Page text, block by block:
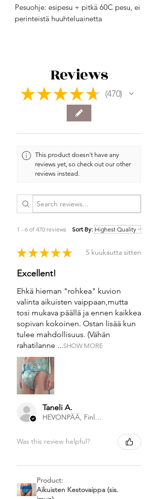
Pesuohje: esipesu + pitkä 60C pesu, ei
perinteistä huuhteluainetta
Reviews
★ ★ ★ ★ ★ 470
470
This product doesn't have any
reviews yet, so check out our other
reviews instead.
1 - 6 of 470 reviews Sort By:
★ ★ ★ ★ ★ 5 kuukautta sitten
Excellent!
Ehkä hieman "rohkea" kuvion
valinta aikuisten vaippaan,mutta
tosi mukava päällä ja ennen kaikkea
sopivan kokoinen. Ostan lisää kun
tulee mahdollisuus. (Vähän
rahatilanne ...SHOW MORE
Taneli A.
HEVONPÄÄ, Finland
Was this review helpful?
Product:
Aikuisten Kestovaippa (sis.